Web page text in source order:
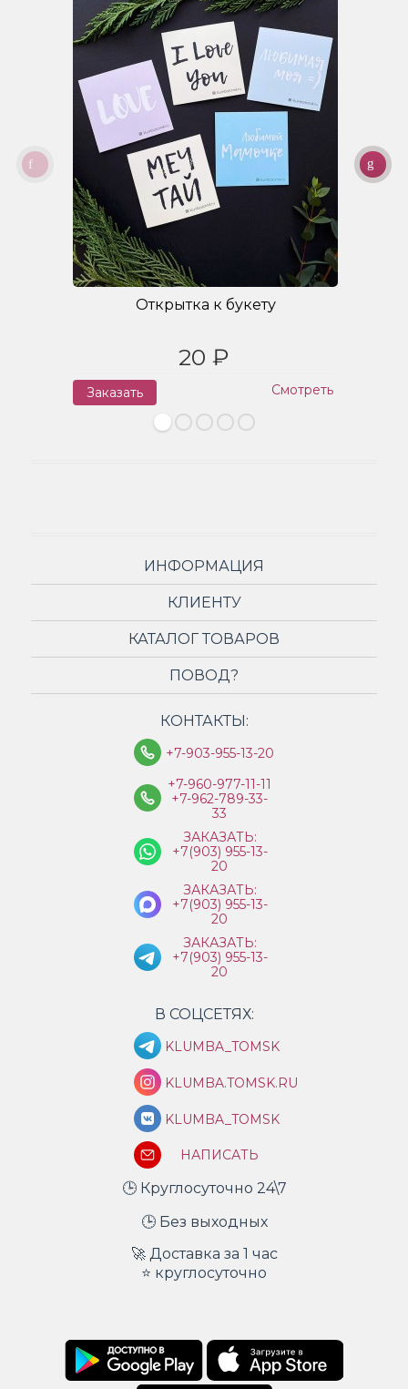
Открытка к букету
20 ₽
Заказать Смотреть
ИНФОРМАЦИЯ
КЛИЕНТУ
КАТАЛОГ ТОВАРОВ
ПОВОД?
КОНТАКТЫ:
+7-903-955-13-20
+7-960-977-11-11
+7-962-789-33-
33
ЗАКАЗАТЬ:
+7(903) 955-13-
20
ЗАКАЗАТЬ:
+7(903) 955-13-
20
ЗАКАЗАТЬ:
+7(903) 955-13-
20
В СОЦСЕТЯХ:
KLUMBA_TOMSK
KLUMBA.TOMSK.RU
KLUMBA_TOMSK
НАПИСАТЬ
🕒 Круглосуточно 24\7
🕒 Без выходных
🚀 Доставка за 1 час
⭐ круглосуточно